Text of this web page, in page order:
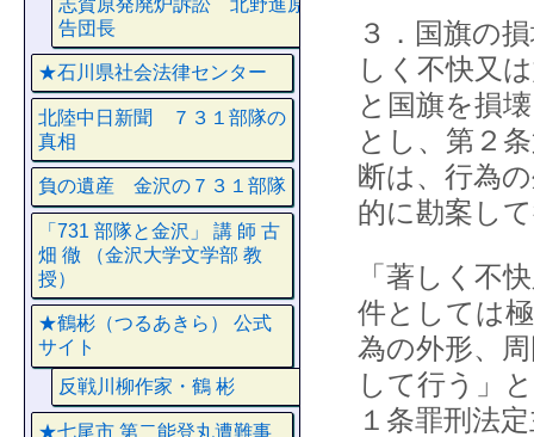
３．国旗の
しく不快又
と国旗を損
とし、第２
断は、行為
的に勘案し
「著しく不
件としては
為の外形、
して行う」
１条罪刑法
告団長
★石川県社会法律センター
北陸中日新聞 ７３１部隊の
真相
負の遺産 金沢の７３１部隊
「731 部隊と金沢」 講 師 古
畑 徹 （金沢大学文学部 教
授）
★鶴彬（つるあきら） 公式
サイト
反戦川柳作家・鶴 彬
★七尾市 第二能登丸遭難事